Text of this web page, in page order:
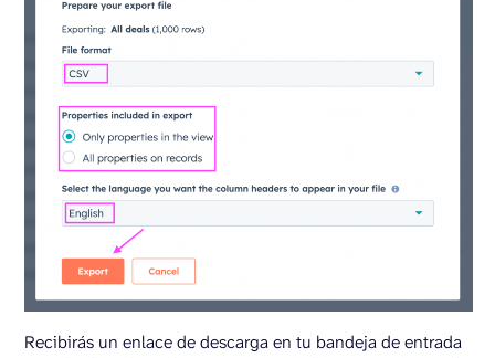
Recibirás un enlace de descarga en tu bandeja de entrada